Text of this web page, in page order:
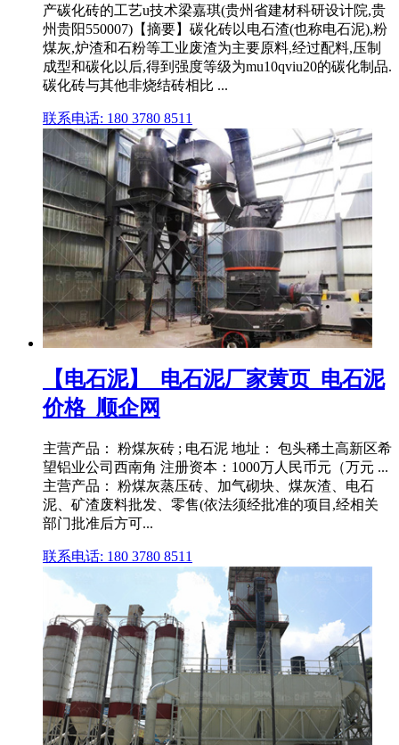
产碳化砖的工艺u技术梁嘉琪(贵州省建材科研设计院,贵
州贵阳550007)【摘要】碳化砖以电石渣(也称电石泥),粉
煤灰,炉渣和石粉等工业废渣为主要原料,经过配料,压制
成型和碳化以后,得到强度等级为mu10qviu20的碳化制品.
碳化砖与其他非烧结砖相比 ...
联系电话: 180 3780 8511
【电石泥】_电石泥厂家黄页_电石泥
价格_顺企网
主营产品： 粉煤灰砖 ; 电石泥 地址： 包头稀土高新区希
望铝业公司西南角 注册资本：1000万人民币元（万元 ...
主营产品： 粉煤灰蒸压砖、加气砌块、煤灰渣、电石
泥、矿渣废料批发、零售(依法须经批准的项目,经相关
部门批准后方可...
联系电话: 180 3780 8511